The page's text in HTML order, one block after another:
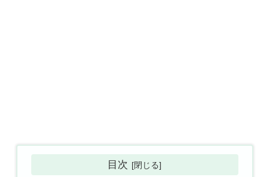
目次